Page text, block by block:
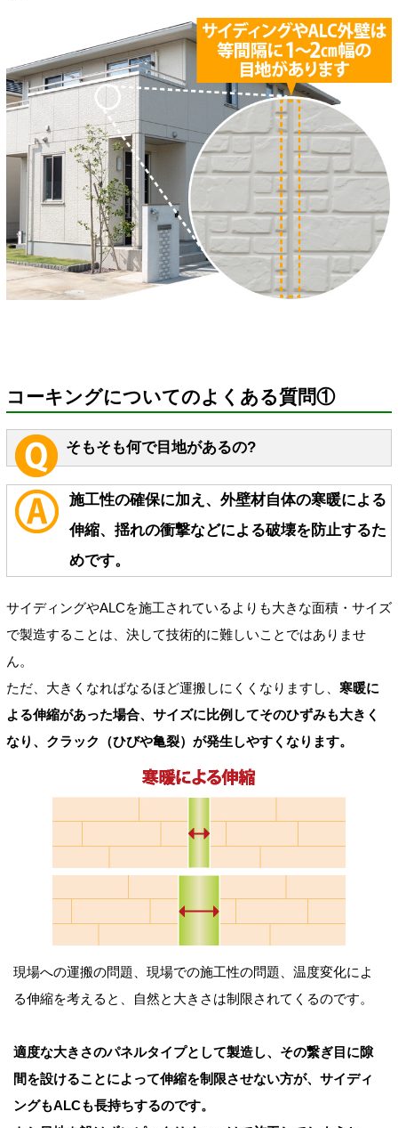
コーキングについてのよくある質問①
そもそも何で目地があるの?
施工性の確保に加え、外壁材自体の寒暖による
伸縮、揺れの衝撃などによる破壊を防止するた
めです。
サイディングやALCを施工されているよりも大きな面積・サイズ
で製造することは、決して技術的に難しいことではありませ
ん。
ただ、大きくなればなるほど運搬しにくくなりますし、 寒暖に
よる伸縮があった場合、サイズに比例してそのひずみも大きく
なり、クラック（ひびや亀裂）が発生しやすくなります。
現場への運搬の問題、現場での施工性の問題、温度変化によ
る伸縮を考えると、自然と大きさは制限されてくるのです。
適度な大きさのパネルタイプとして製造し、その繋ぎ目に隙
間を設けることによって伸縮を制限させない方が、サイディ
ングもALCも長持ちするのです。